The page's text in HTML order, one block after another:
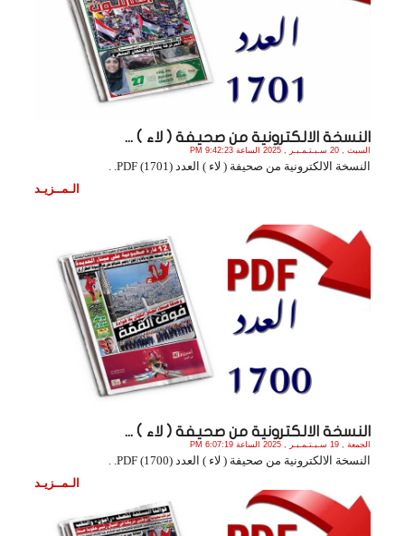
النسخة الالكترونية من صحيفة ( لاء ) ...
السبت , 20 سـبـتـمـبـر , 2025 الساعة 9:42:23 PM
النسخة الالكترونية من صحيفة ( لاء ) العدد (1701) PDF. .
الـمــزيـد
النسخة الالكترونية من صحيفة ( لاء ) ...
الجمعة , 19 سـبـتـمـبـر , 2025 الساعة 6:07:19 PM
النسخة الالكترونية من صحيفة ( لاء ) العدد (1700) PDF. .
الـمــزيـد